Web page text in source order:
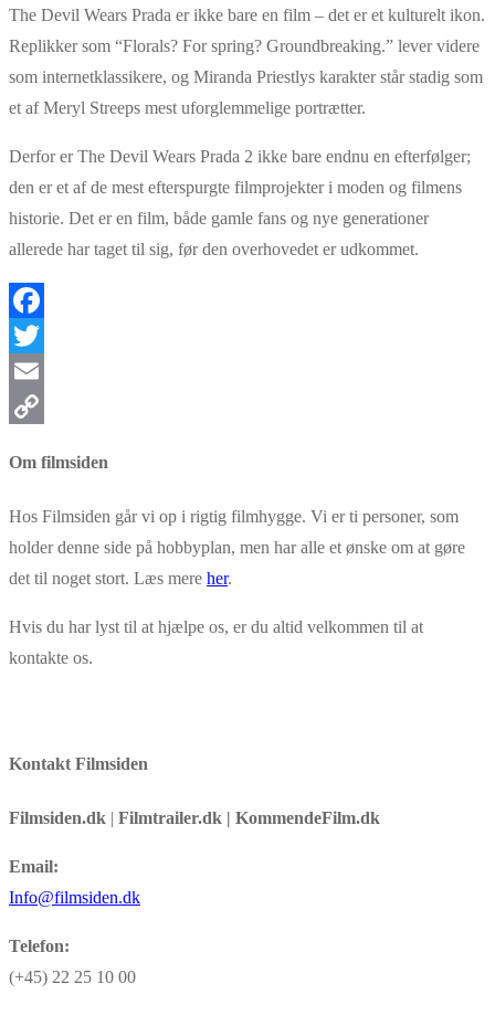
The Devil Wears Prada er ikke bare en film – det er et kulturelt ikon.
Replikker som “Florals? For spring? Groundbreaking.” lever videre
som internetklassikere, og Miranda Priestlys karakter står stadig som
et af Meryl Streeps mest uforglemmelige portrætter.
Derfor er The Devil Wears Prada 2 ikke bare endnu en efterfølger;
den er et af de mest efterspurgte filmprojekter i moden og filmens
historie. Det er en film, både gamle fans og nye generationer
allerede har taget til sig, før den overhovedet er udkommet.
Facebook
Twitter
Email
Om filmsiden
Hos Filmsiden går vi op i rigtig filmhygge. Vi er ti personer, som
holder denne side på hobbyplan, men har alle et ønske om at gøre
det til noget stort. Læs mere her.
Hvis du har lyst til at hjælpe os, er du altid velkommen til at
kontakte os.
Kontakt Filmsiden
Filmsiden.dk | Filmtrailer.dk | KommendeFilm.dk
Email:
Info@filmsiden.dk
Telefon:
(+45) 22 25 10 00